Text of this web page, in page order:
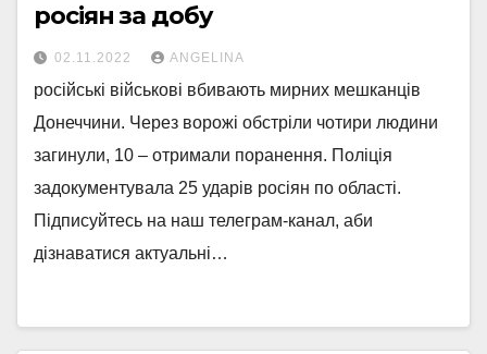
росіян за добу
02.11.2022 ANGELINA
російські військові вбивають мирних мешканців
Донеччини. Через ворожі обстріли чотири людини
загинули, 10 – отримали поранення. Поліція
задокументувала 25 ударів росіян по області.
Підписуйтесь на наш телеграм-канал, аби
дізнаватися актуальні…